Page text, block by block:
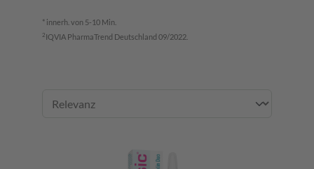
* innerh. von 5-10 Min.
2 IQVIA PharmaTrend Deutschland 09/2022.